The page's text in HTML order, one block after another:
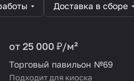
Доставка в сборе
от 25 000 ₽/м²
Торговый павильон №69
Подходит для киоска